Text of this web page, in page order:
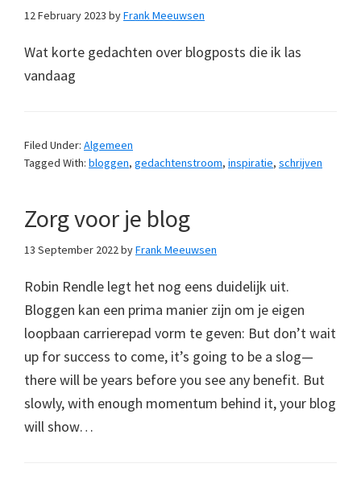
12 February 2023 byFrank Meeuwsen
Wat korte gedachten over blogposts die ik las
vandaag
Filed Under: Algemeen
Tagged With: bloggen, gedachtenstroom, inspiratie, schrijven
Zorg voor je blog
13 September 2022byFrank Meeuwsen
Robin Rendle legt het nog eens duidelijk uit.
Bloggen kan een prima manier zijn om je eigen
loopbaan carrierepad vorm te geven: But don’t wait
up for success to come, it’s going to be a slog—
there will be years before you see any benefit. But
slowly, with enough momentum behind it, your blog
will show…